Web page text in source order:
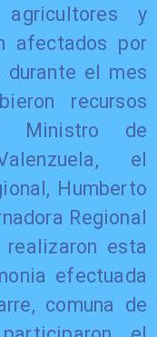
y
afectados por
durante el mes
recursos
Ministro de
el
Humberto
Regional
esta
efectuada
comuna de